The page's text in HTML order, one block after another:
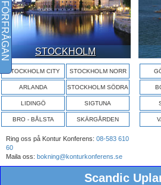
STOCKHOLM
STOCKHOLM CITY STOCKHOLM NORR
ARLANDA STOCKHOLM SÖDRA
LIDINGÖ SIGTUNA
BRO - BÅLSTA SKÄRGÅRDEN
Ring oss på Kontur Konferens: 08-583 610
60
Maila oss: bokning@konturkonferens.se
Scandic
FÖRFRÅGAN